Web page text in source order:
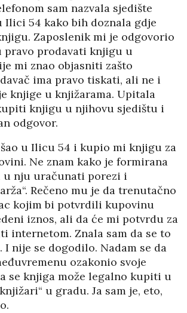
sam nazvala sjedište
Ilici 54 kako bih doznala gdje
Zaposlenik mi je odgovorio
pravo prodavati knjigu u
mi znao objasniti zašto
ima pravo tiskati, ali ne i
knjige u knjižarama. Upitala
knjigu u njihovu sjedištu i
odgovor.
u Ilicu 54 i kupio mi knjigu za
Ne znam kako je formirana
u nju uračunati porezi i
Rečeno mu je da trenutačno
kojim bi potvrdili kupovinu
iznos, ali da će mi potvrdu za
internetom. Znala sam da se to
nije se dogodilo. Nadam se da
ozakonio svoje
se knjiga može legalno kupiti u
u gradu. Ja sam je, eto,